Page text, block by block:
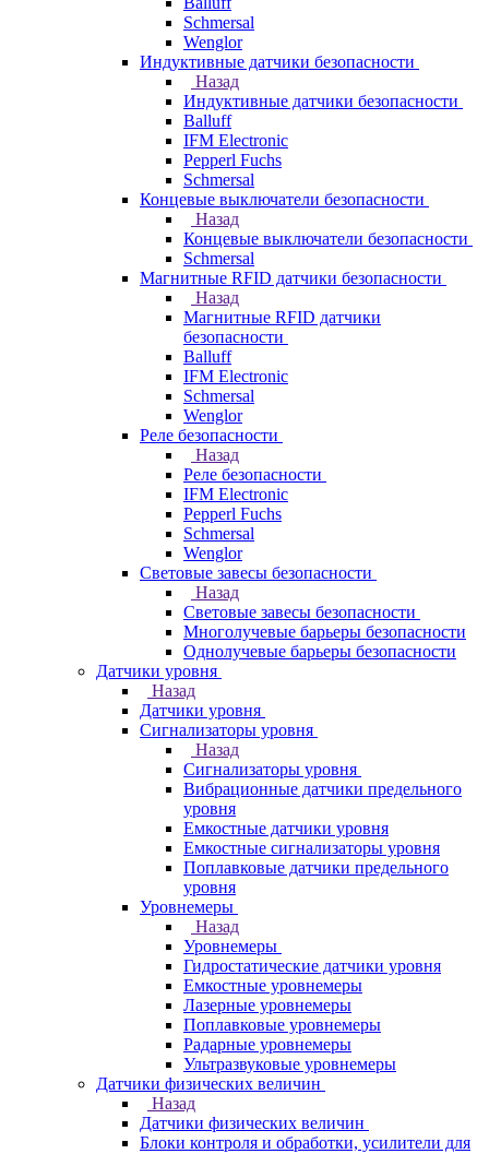
Schmersal
Wenglor
Индуктивные датчики безопасности
Назад
Индуктивные датчики безопасности
Balluff
IFM Electronic
Pepperl Fuchs
Schmersal
Концевые выключатели безопасности
Назад
Концевые выключатели безопасности
Schmersal
Магнитные RFID датчики безопасности
Назад
Магнитные RFID датчики
безопасности
Balluff
IFM Electronic
Schmersal
Wenglor
Реле безопасности
Назад
Реле безопасности
IFM Electronic
Pepperl Fuchs
Schmersal
Wenglor
Световые завесы безопасности
Назад
Световые завесы безопасности
Многолучевые барьеры безопасности
Однолучевые барьеры безопасности
Датчики уровня
Назад
Датчики уровня
Сигнализаторы уровня
Назад
Сигнализаторы уровня
Вибрационные датчики предельного
уровня
Емкостные датчики уровня
Емкостные сигнализаторы уровня
Поплавковые датчики предельного
уровня
Уровнемеры
Назад
Уровнемеры
Гидростатические датчики уровня
Емкостные уровнемеры
Лазерные уровнемеры
Поплавковые уровнемеры
Радарные уровнемеры
Ультразвуковые уровнемеры
Датчики физических величин
Назад
Датчики физических величин
Блоки контроля и обработки, усилители для